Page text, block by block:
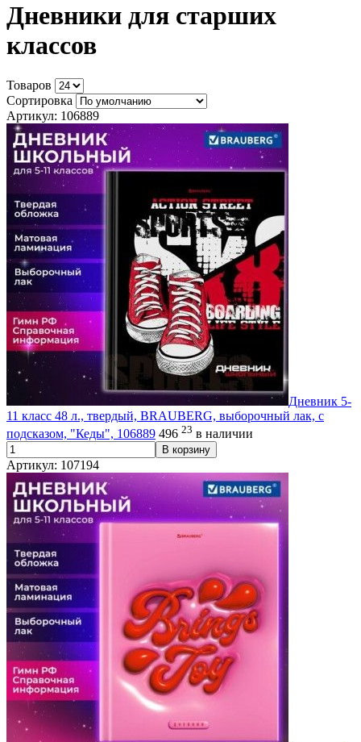
Дневники для старших
классов
Товаров
Сортировка
Артикул: 106889
Дневник 5-
11 класс 48 л., твердый, BRAUBERG, выборочный лак, с
подсказом, "Кеды", 106889 496 23 в наличии
В корзину
Артикул: 107194